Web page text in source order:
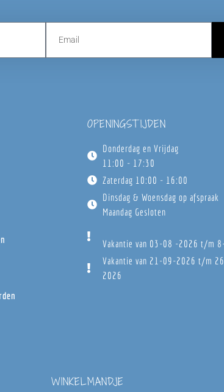
OPENINGSTIJDEN
Donderdag en Vrijdag
11:00 - 17:30
Zaterdag 10:00 - 16:00
Dinsdag & Woensdag op afspraak
Maandag Gesloten
Vakantie van 03-08 -2026 t/m
Vakantie van 21-09-2026 t/m
2026
WINKELMANDJE